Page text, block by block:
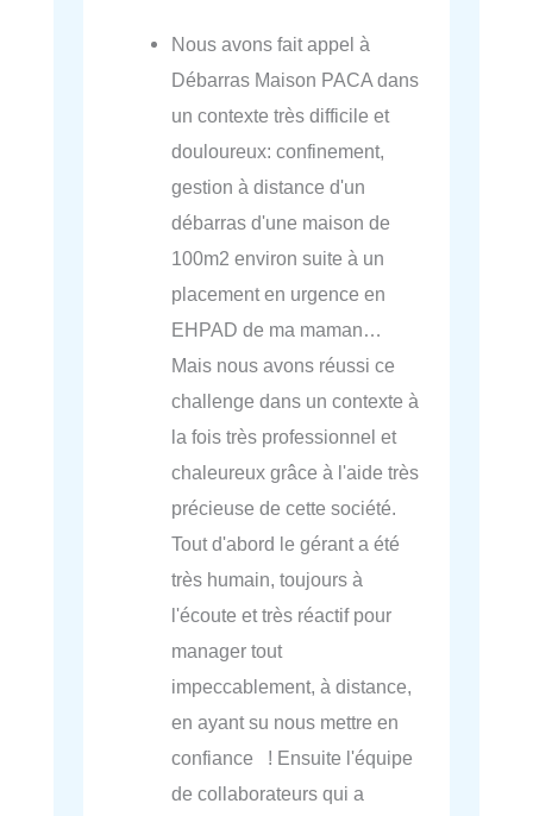
Nous avons fait appel à
Débarras Maison PACA dans
un contexte très difficile et
douloureux: confinement,
gestion à distance d'un
débarras d'une maison de
100m2 environ suite à un
placement en urgence en
EHPAD de ma maman…
Mais nous avons réussi ce
challenge dans un contexte à
la fois très professionnel et
chaleureux grâce à l'aide très
précieuse de cette société.
Tout d'abord le gérant a été
très humain, toujours à
l'écoute et très réactif pour
manager tout
impeccablement, à distance,
en ayant su nous mettre en
confiance ! Ensuite l'équipe
de collaborateurs qui a